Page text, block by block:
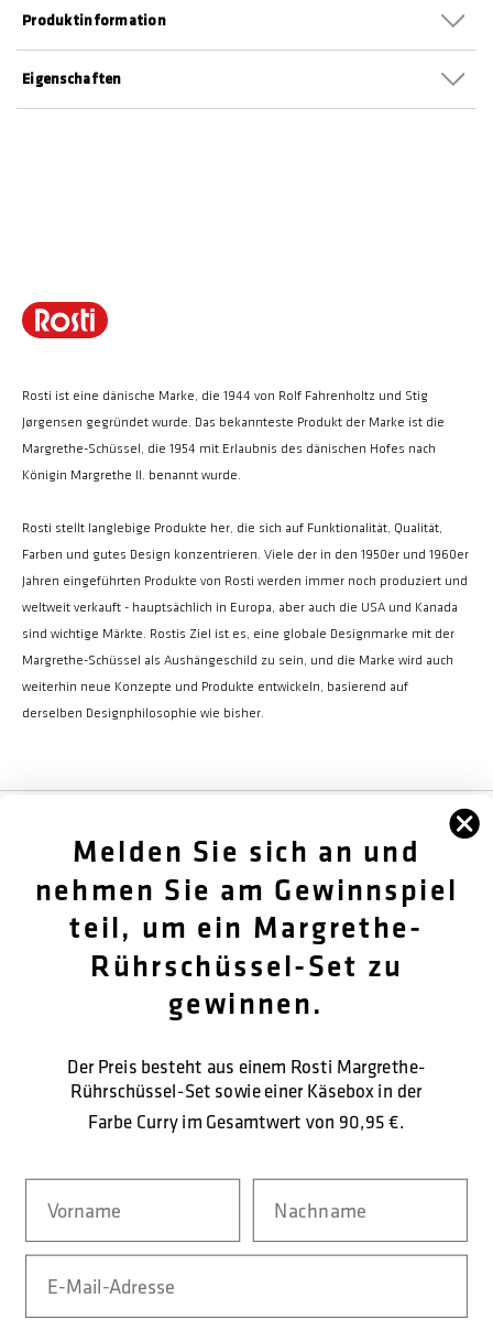
Eigenschaften
Produktinformation
Rosti ist eine dänische Marke, die 1944 von Rolf Fahrenholtz und Stig
Jørgensen gegründet wurde. Das bekannteste Produkt der Marke ist die
Margrethe-Schüssel, die 1954 mit Erlaubnis des dänischen Hofes nach
Königin Margrethe II. benannt wurde.
Rosti stellt langlebige Produkte her, die sich auf Funktionalität, Qualität,
Farben und gutes Design konzentrieren. Viele der in den 1950er und 1960er
Jahren eingeführten Produkte von Rosti werden immer noch produziert und
weltweit verkauft - hauptsächlich in Europa, aber auch die USA und Kanada
sind wichtige Märkte. Rostis Ziel ist es, eine globale Designmarke mit der
Margrethe-Schüssel als Aushängeschild zu sein, und die Marke wird auch
weiterhin neue Konzepte und Produkte entwickeln, basierend auf
derselben Designphilosophie wie bisher.
KUNDENDIENST
SICHERE BEZAHLUNG
Melden Sie sich an und
nehmen Sie am Gewinnspiel
teil, um ein Margrethe-
Rührschüssel-Set zu
gewinnen.
Der Preis besteht aus einem Rosti Margrethe-
Rührschüssel-Set sowie einer Käsebox in der
Farbe Curry im Gesamtwert von 90,95 €.